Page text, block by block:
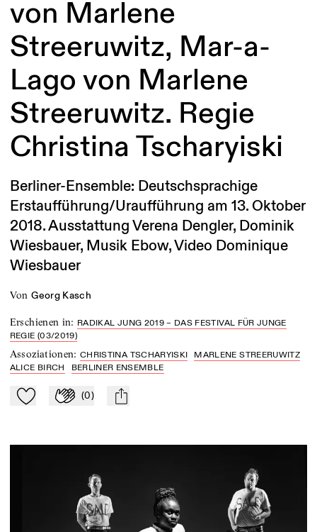
von Marlene
Streeruwitz, Mar-a-
Lago von Marlene
Streeruwitz. Regie
Christina Tscharyiski
Berliner-Ensemble: Deutschsprachige
Erstaufführung/Uraufführung am 13. Oktober
2018. Ausstattung Verena Dengler, Dominik
Wiesbauer, Musik Ebow, Video Dominique
Wiesbauer
von Georg Kasch
Erschienen in: RADIKAL JUNG 2019 – DAS FESTIVAL FÜR JUNGE
REGIE (03/2019)
Assoziationen:CHRISTINA TSCHARYISKI
MARLENE STREERUWITZ
ALICE BIRCH
BERLINER ENSEMBLE
Zu Mein-TdZ hinzufügen
Applaudieren
(0) mail